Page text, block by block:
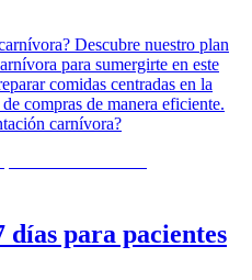
Descubre nuestro plan
para sumergirte en este
comidas centradas en la
compras de manera eficiente.
carnívora?
días para pacientes